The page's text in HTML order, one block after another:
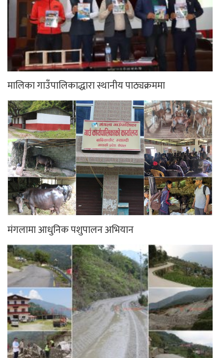
मालिका गाउँपालिकाद्धारा स्थानीय पाठ्यक्रममा
मंगलामा आधुनिक पशुपालन अभियान